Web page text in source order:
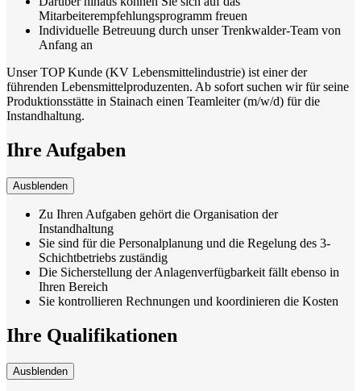
Mitarbeiterempfehlungsprogramm freuen
Individuelle Betreuung durch unser Trenkwalder-Team von
Anfang an
Unser TOP Kunde (KV Lebensmittelindustrie) ist einer der
führenden Lebensmittelproduzenten. Ab sofort suchen wir für seine
Produktionsstätte in Stainach einen Teamleiter (m/w/d) für die
Instandhaltung.
Ihre Aufgaben
Ausblenden
Zu Ihren Aufgaben gehört die Organisation der
Instandhaltung
Sie sind für die Personalplanung und die Regelung des 3-
Schichtbetriebs zuständig
Die Sicherstellung der Anlagenverfügbarkeit fällt ebenso in
Ihren Bereich
Sie kontrollieren Rechnungen und koordinieren die Kosten
Ihre Qualifikationen
Ausblenden